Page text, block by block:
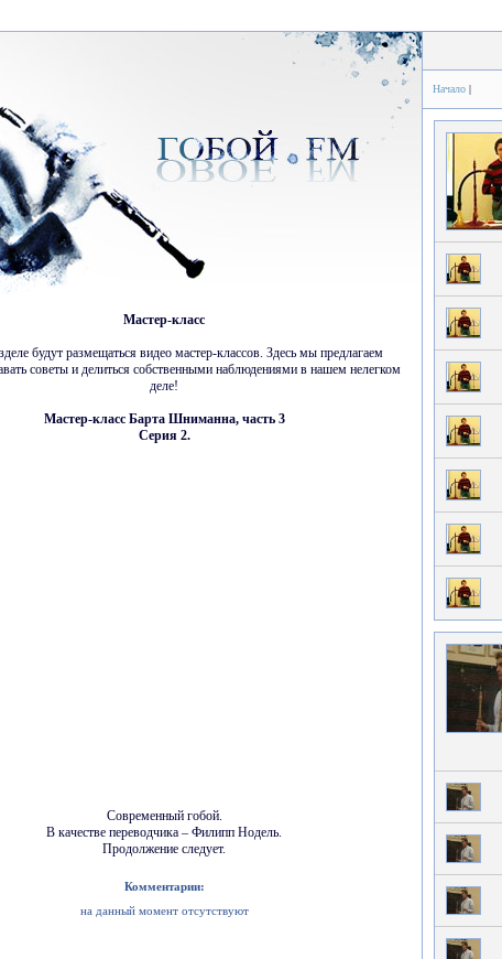
Мастер-класс
будут размещаться видео мастер-классов. Здесь мы предлагаем
советы и делиться собственными наблюдениями в нашем нелегком
деле!
Мастер-класс Барта Шниманна, часть 3
Серия 2.
Современный гобой.
В качестве переводчика – Филипп Нодель.
Продолжение следует.
Комментарии:
на данный момент отсутствуют
Начало |